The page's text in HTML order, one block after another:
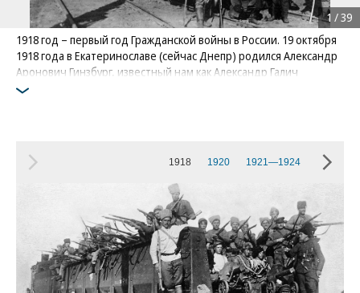
1918 год – первый год Гражданской войны в России. 19 октября
1918 года в Екатеринославе (сейчас Днепр) родился Александр
Аронович Гинзбург, известный нам как Александр Галич
Фото: Фотоархив журнала "Огонек"
1 /39
1918 1920 1921—1924 1929